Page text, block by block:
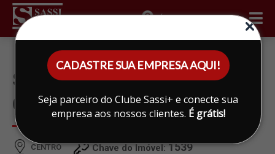
CADASTRE SUA EMPRESA AQUI!
Seja parceiro do Clube Sassi+ e conecte sua
empresa aos nossos clientes. É grátis!
ÁREA DO CLIENTE
SALÃO PARA ALUGAR EM
CENTRO, LIMEIRA
CENTRO Chave do Imóvel:1539